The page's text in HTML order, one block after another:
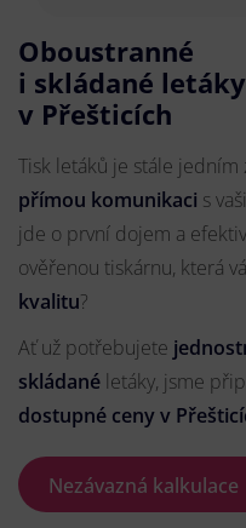
Oboustranné
i skládané letáky
v Přešticích
Tisk letáků je stále jedním
přímou komunikaci s
jde o první dojem a
ověřenou tiskárnu, která
kvalitu?
Ať už potřebujete
skládané letáky, jsme
dostupné ceny v
Nezávazná kalkulace